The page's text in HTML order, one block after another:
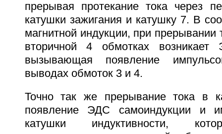
прерывая протекание тока через
катушки зажигания и катушку 7. В
магнитной индукции, при прерывании
вторичной 4 обмотках возникает
вызывающая появление
выводах обмоток 3 и 4.
Точно так же прерывание тока в
появление ЭДС самоиндукции и
катушки индуктивности,